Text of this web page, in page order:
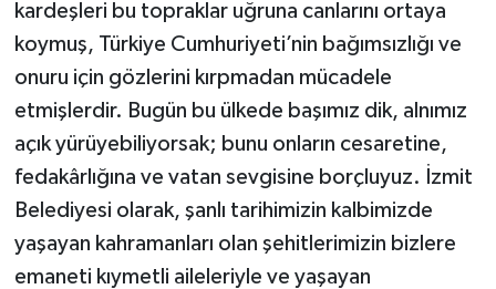
kardeşleri bu topraklar uğruna canlarını ortaya
koymuş, Türkiye Cumhuriyeti’nin bağımsızlığı ve
onuru için gözlerini kırpmadan mücadele
etmişlerdir. Bugün bu ülkede başımız dik, alnımız
açık yürüyebiliyorsak; bunu onların cesaretine,
fedakârlığına ve vatan sevgisine borçluyuz. İzmit
Belediyesi olarak, şanlı tarihimizin kalbimizde
yaşayan kahramanları olan şehitlerimizin bizlere
emaneti kıymetli aileleriyle ve yaşayan